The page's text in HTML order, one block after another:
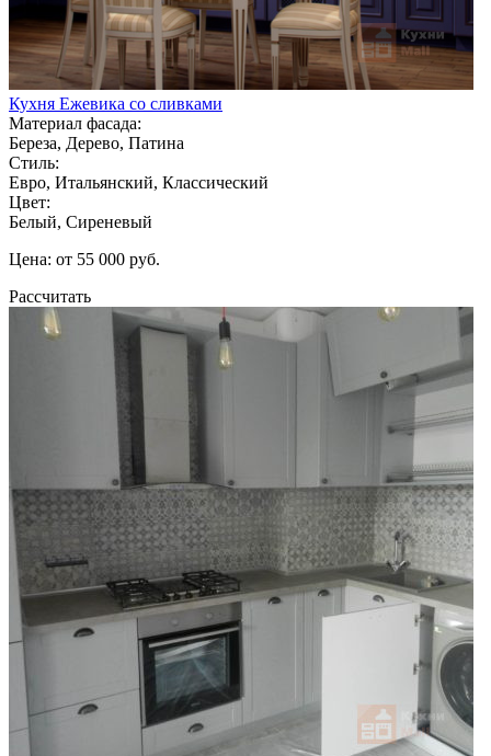
Кухня Ежевика со сливками
Материал фасада:
Береза, Дерево, Патина
Стиль:
Евро, Итальянский, Классический
Цвет:
Белый, Сиреневый
Цена: от 55 000 руб.
Рассчитать